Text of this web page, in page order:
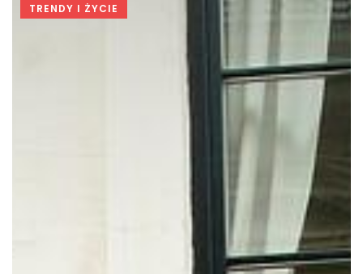
TRENDY I ŻYCIE